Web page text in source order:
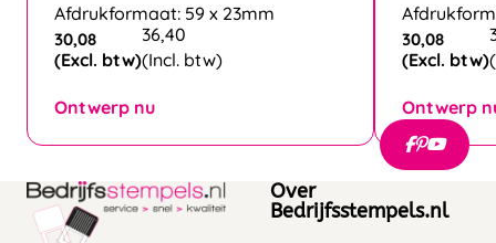
Afdrukformaat: 59 x 23mm
30,08
(Excl. btw)
36,40
(Incl. btw)
Ontwerp nu
30,08
(Excl. btw)
Ontwerp
Over
Bedrijfsstempels.nl